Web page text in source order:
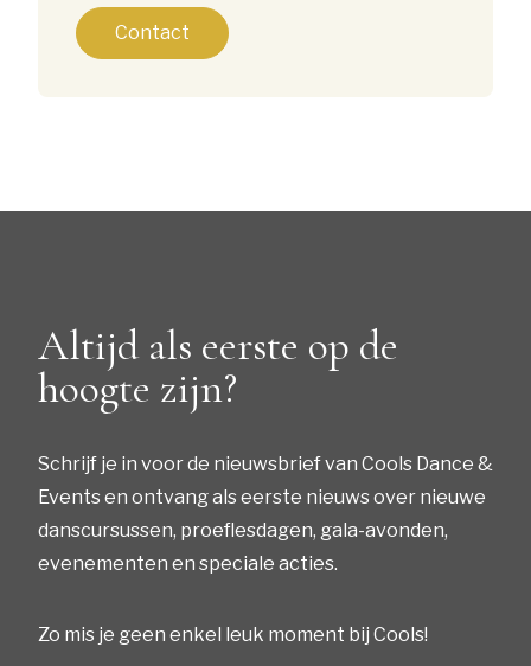
Contact
Altijd als eerste op de
hoogte zijn?
Schrijf je in voor de nieuwsbrief van Cools Dance &
Events en ontvang als eerste nieuws over nieuwe
danscursussen, proeflesdagen, gala-avonden,
evenementen en speciale acties.
Zo mis je geen enkel leuk moment bij Cools!